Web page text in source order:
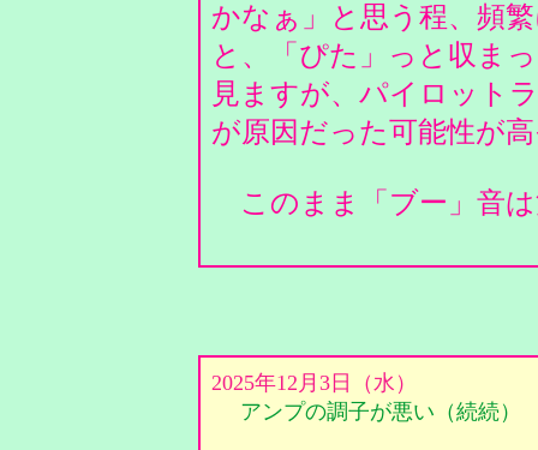
かなぁ」と思う程、頻
と、「ぴた」っと収ま
見ますが、パイロット
が原因だった可能性が
このまま「ブー」音
2025年12月3日（水）
アンプの調子が悪い（続続）